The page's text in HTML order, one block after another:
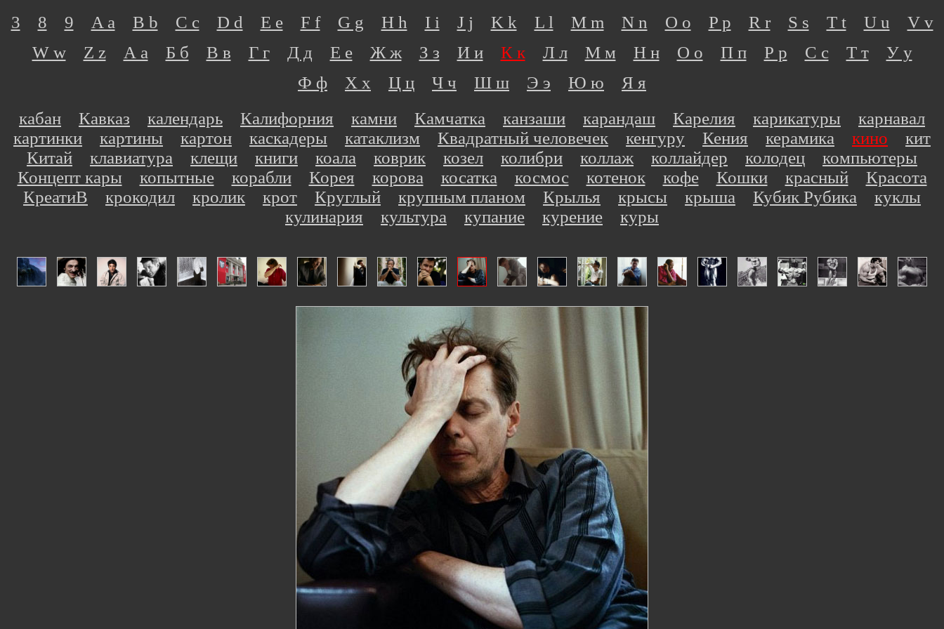
3 8 9 A a B b C c D d E e F f G g H h I i J j K k L l M m N n O o P p R r S s T t U u
V v
W w
Z z А а Б б В в Г г Д д Е е Ж ж З з И и К к Л л М м Н н О о П п Р р С с Т т
У у
Ф ф
Х х Ц ц Ч ч Ш ш Э э Ю ю
Я я
кабан
Кавказ календарь Калифорния камни Камчатка канзаши карандаш Карелия карикатуры
карнавал
картинки
картины картон каскадеры катаклизм Квадратный человечек кенгуру Кения керамика кино
кит
Китай
клавиатура клещи книги коала коврик козел колибри коллаж коллайдер колодец
компьютеры
Концепт кары
копытные корабли Корея корова косатка космос котенок кофе Кошки красный
Красота
КреатиВ
крокодил кролик крот Круглый крупным планом Крылья крысы крыша Кубик Рубика
куклы
кулинария
культура купание курение куры